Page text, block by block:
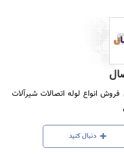
انواع لوله اتصالات شیرآلات
دنبال کنید